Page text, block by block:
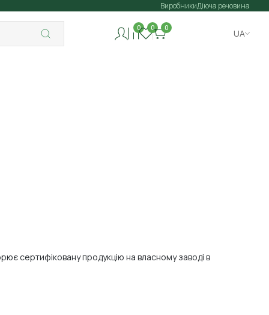
ВиробникиДіюча речовина
0 0 0
UA
сертифіковану продукцію на власному заводі в